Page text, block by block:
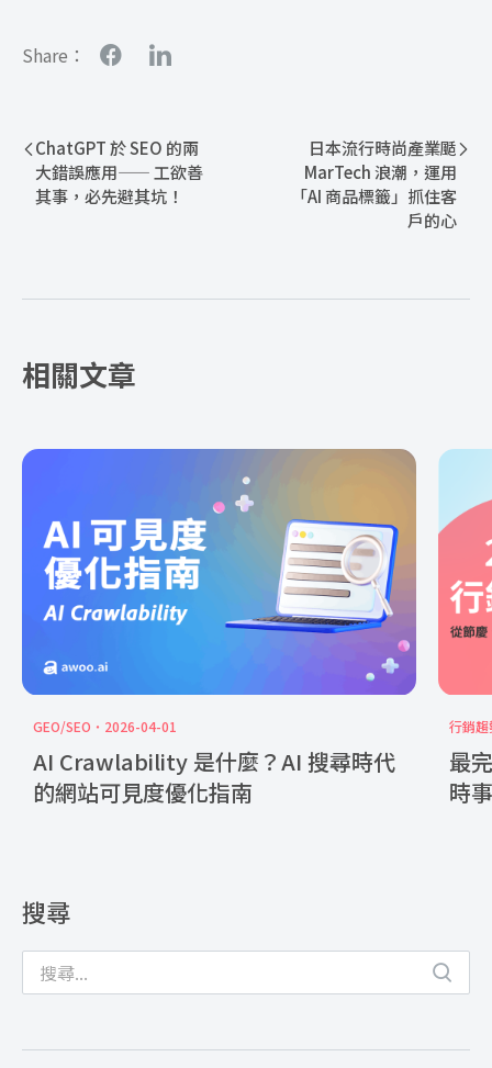
Share：
ChatGPT 於 SEO 的兩
大錯誤應用—— 工欲善
其事，必先避其坑！
日本流行時尚產業颳
MarTech 浪潮，運用
「AI 商品標籤」抓住客
戶的心
相關文章
GEO/SEO 2026-04-01
AI Crawlability 是什麼？AI 搜尋時代
的網站可見度優化指南
行銷趨
最
時
搜尋